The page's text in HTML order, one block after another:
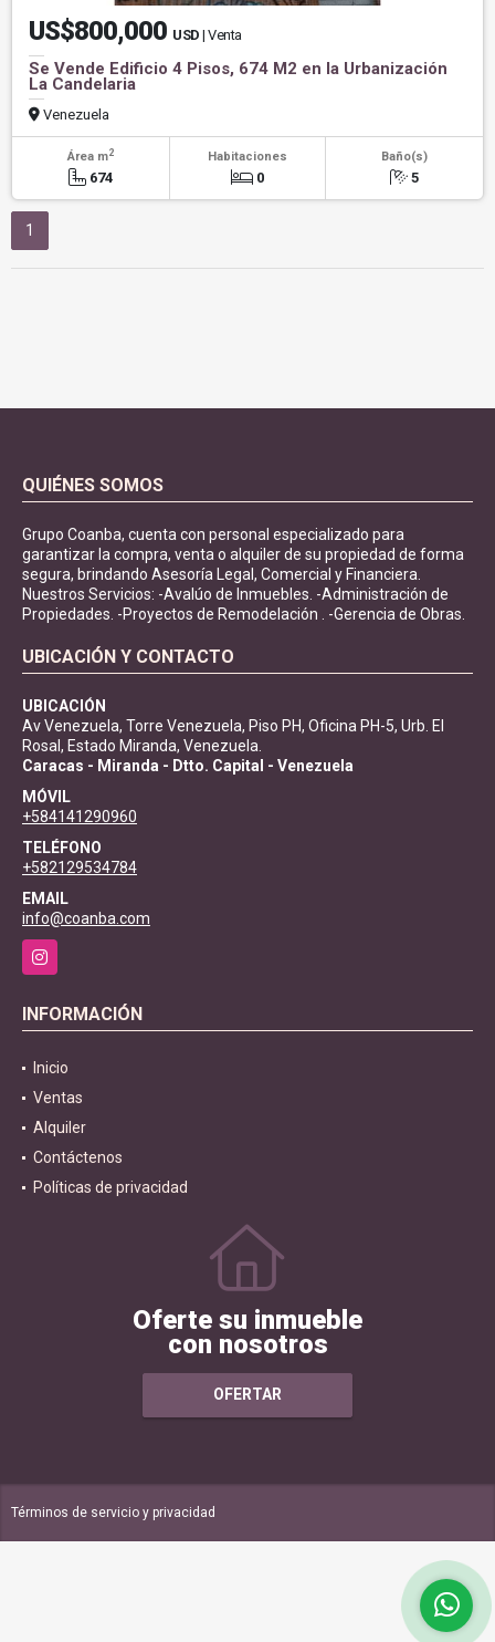
US$800,000 USD | Venta
Se Vende Edificio 4 Pisos, 674 M2 en la Urbanización
La Candelaria
Venezuela
Área m2
674
Habitaciones
0
Baño(s)
5
1
QUIÉNES SOMOS
Grupo Coanba, cuenta con personal especializado para
garantizar la compra, venta o alquiler de su propiedad de forma
segura, brindando Asesoría Legal, Comercial y Financiera.
Nuestros Servicios: -Avalúo de Inmuebles. -Administración de
Propiedades. -Proyectos de Remodelación . -Gerencia de Obras.
UBICACIÓN Y CONTACTO
UBICACIÓN
Av Venezuela, Torre Venezuela, Piso PH, Oficina PH-5, Urb. El
Rosal, Estado Miranda, Venezuela.
Caracas - Miranda - Dtto. Capital - Venezuela
MÓVIL
+584141290960
TELÉFONO
+582129534784
EMAIL
info@coanba.com
Instagram
INFORMACIÓN
Inicio
Ventas
Alquiler
Contáctenos
Políticas de privacidad
Oferte su inmueble
con nosotros
OFERTAR
Términos de servicio y privacidad